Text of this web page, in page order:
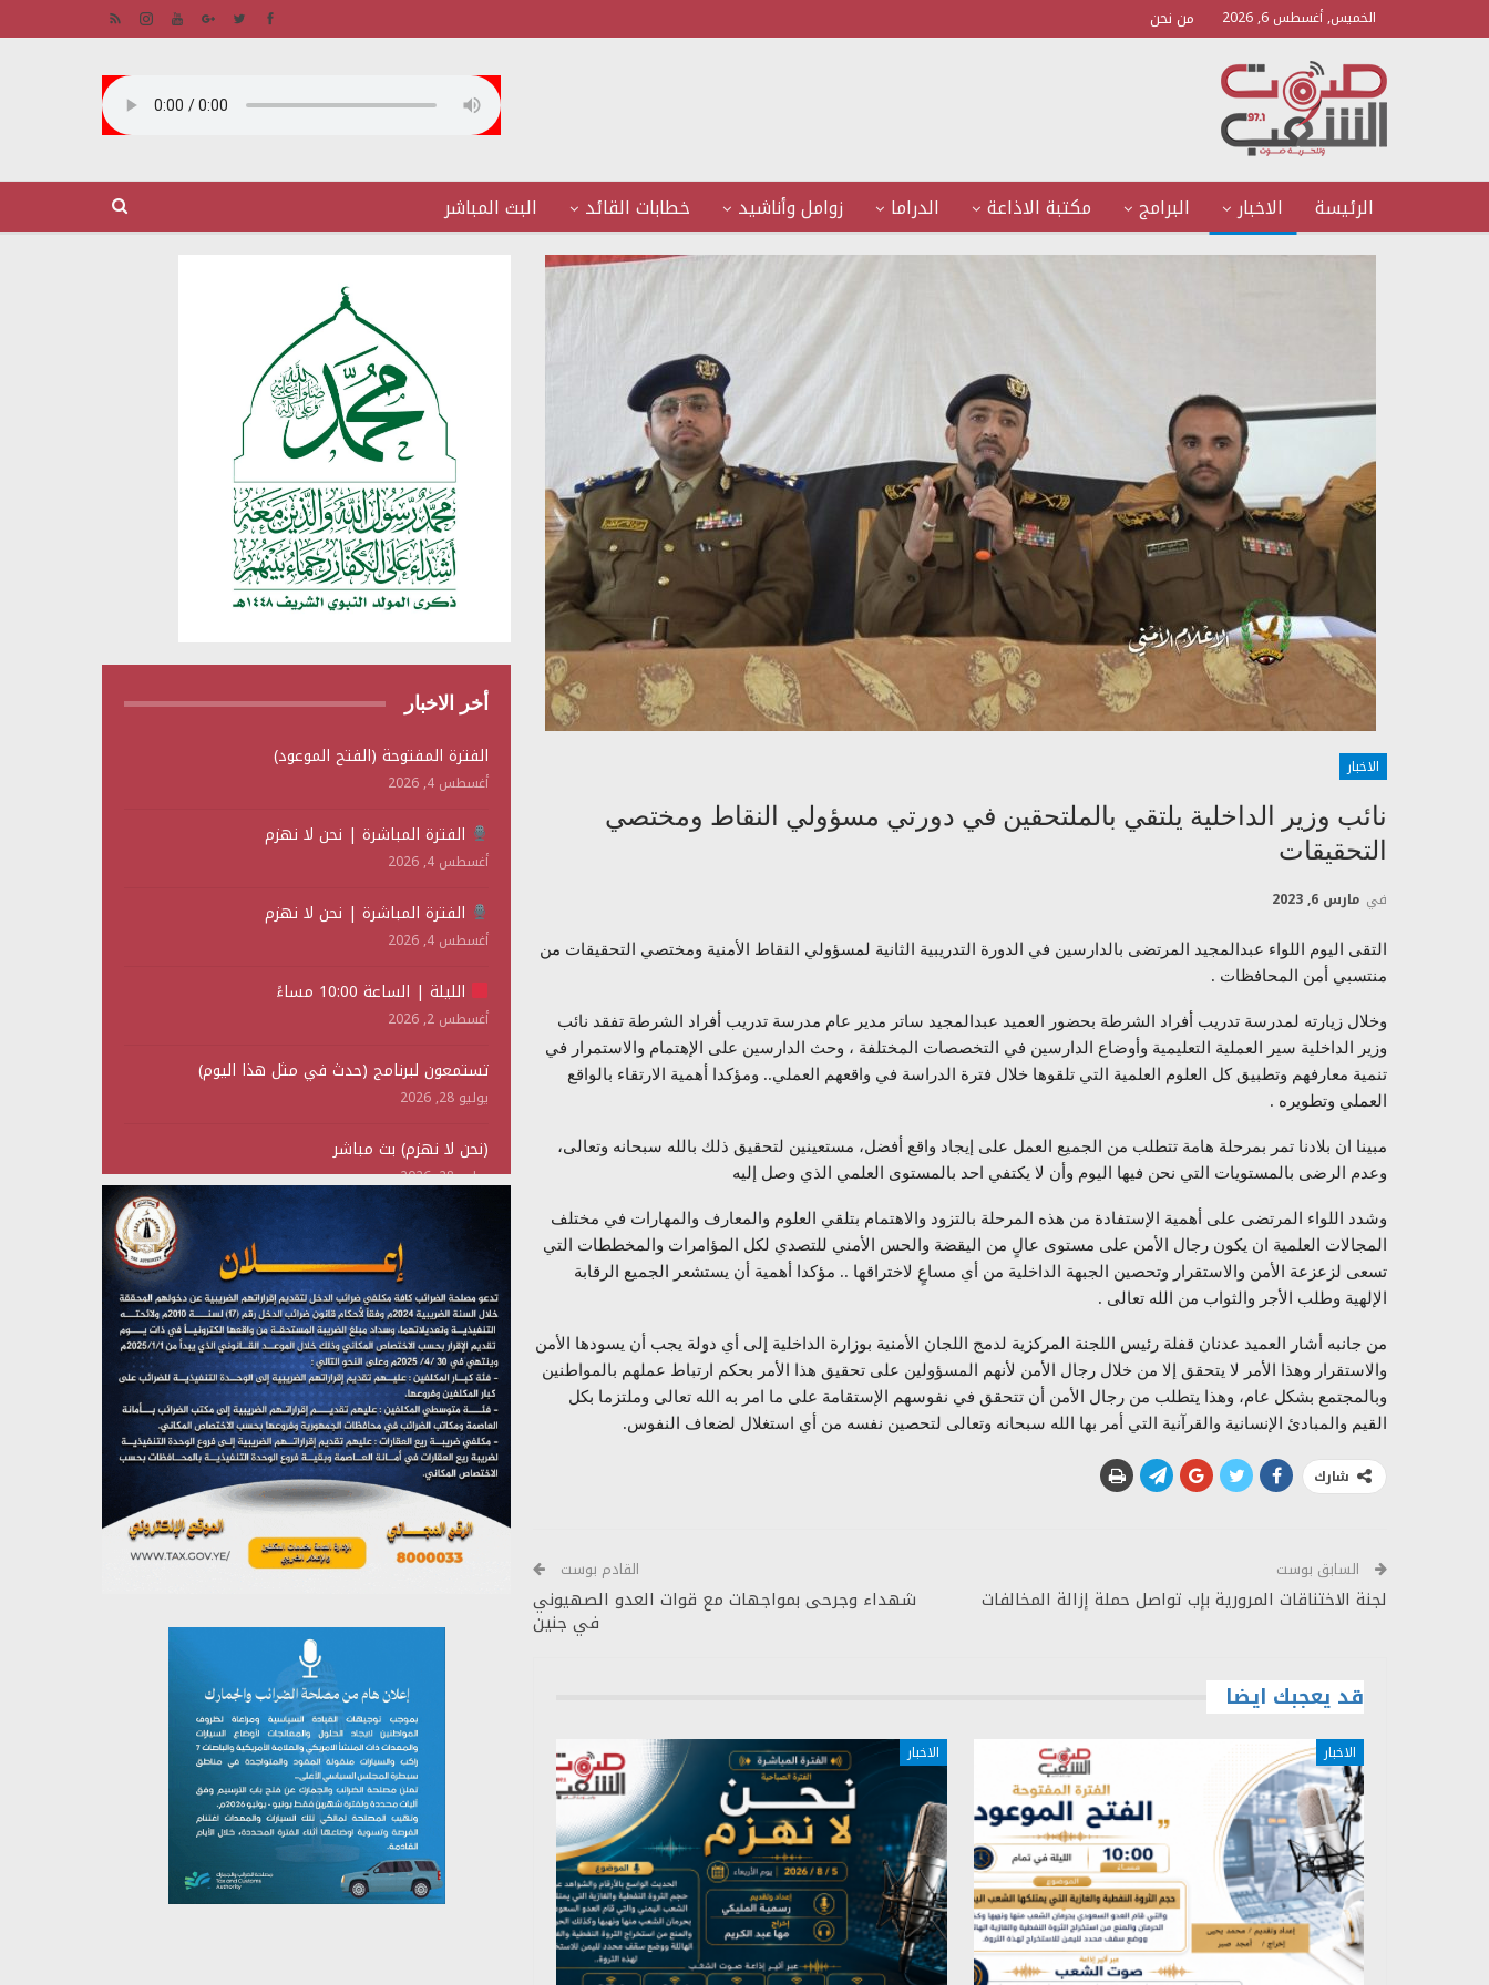
الخميس, أغسطس 6, 2026 من نحن
الرئيسة الاخبار البرامج مكتبة الاذاعة الدراما زوامل وأناشيد خطابات القائد البث المباشر
الاخبار
نائب وزير الداخلية يلتقي بالملتحقين في دورتي مسؤولي النقاط ومختصي
التحقيقات
في مارس 6, 2023
التقى اليوم اللواء عبدالمجيد المرتضى بالدارسين في الدورة التدريبية الثانية لمسؤولي النقاط الأمنية ومختصي التحقيقات من
منتسبي أمن المحافظات .
وخلال زيارته لمدرسة تدريب أفراد الشرطة بحضور العميد عبدالمجيد ساتر مدير عام مدرسة تدريب أفراد الشرطة تفقد نائب
وزير الداخلية سير العملية التعليمية وأوضاع الدارسين في التخصصات المختلفة ، وحث الدارسين على الإهتمام والاستمرار في
تنمية معارفهم وتطبيق كل العلوم العلمية التي تلقوها خلال فترة الدراسة في واقعهم العملي.. ومؤكدا أهمية الارتقاء بالواقع
العملي وتطويره .
مبينا ان بلادنا تمر بمرحلة هامة تتطلب من الجميع العمل على إيجاد واقع أفضل، مستعينين لتحقيق ذلك بالله سبحانه وتعالى،
وعدم الرضى بالمستويات التي نحن فيها اليوم وأن لا يكتفي احد بالمستوى العلمي الذي وصل إليه
وشدد اللواء المرتضى على أهمية الإستفادة من هذه المرحلة بالتزود والاهتمام بتلقي العلوم والمعارف والمهارات في مختلف
المجالات العلمية ان يكون رجال الأمن على مستوى عالٍ من اليقضة والحس الأمني للتصدي لكل المؤامرات والمخططات التي
تسعى لزعزعة الأمن والاستقرار وتحصين الجبهة الداخلية من أي مساعٍ لاختراقها .. مؤكدا أهمية أن يستشعر الجميع الرقابة
الإلهية وطلب الأجر والثواب من الله تعالى .
من جانبه أشار العميد عدنان قفلة رئيس اللجنة المركزية لدمج اللجان الأمنية بوزارة الداخلية إلى أي دولة يجب أن يسودها الأمن
والاستقرار وهذا الأمر لا يتحقق إلا من خلال رجال الأمن لأنهم المسؤولين على تحقيق هذا الأمر بحكم ارتباط عملهم بالمواطنين
وبالمجتمع بشكل عام، وهذا يتطلب من رجال الأمن أن تتحقق في نفوسهم الإستقامة على ما امر به الله تعالى وملتزما بكل
القيم والمبادئ الإنسانية والقرآنية التي أمر بها الله سبحانه وتعالى لتحصين نفسه من أي استغلال لضعاف النفوس.
شارك
السابق بوست
لجنة الاختناقات المرورية بإب تواصل حملة إزالة المخالفات
القادم بوست
شهداء وجرحى بمواجهات مع قوات العدو الصهيوني
في جنين
قد يعجبك ايضا
الاخبار الاخبار
أخر الاخبار
الفترة المفتوحة (الفتح الموعود)
أغسطس 4, 2026
الفترة المباشرة | نحن لا نهزم
أغسطس 4, 2026
الفترة المباشرة | نحن لا نهزم
أغسطس 4, 2026
الليلة | الساعة 10:00 مساءً
أغسطس 2, 2026
تستمعون لبرنامج (حدث في مثل هذا اليوم)
يوليو 28, 2026
(نحن لا نهزم) بث مباشر
يوليو 28, 2026
تستمعون لبرنامج (هندسة الوهم)
مؤتمر صحفي لمركز عين الإنسانية حول جرائم تحالف
العدوان على اليمن
يوليو 27, 2026
تستمعون لبرنامج (مع السيد القائد)
يوليو 26, 2026
تستمعون لبرنامج (خبر وعلم)
يوليو 26, 2026